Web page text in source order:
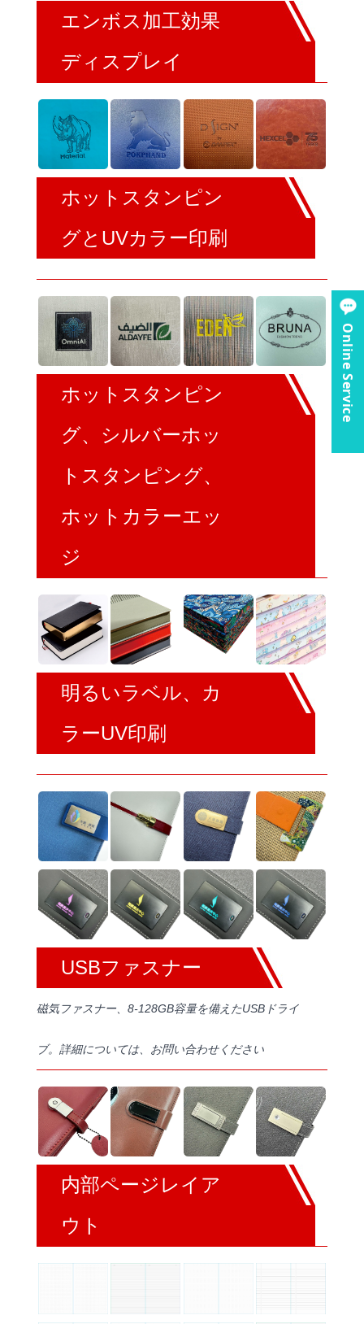
エンボス加工効果
ディスプレイ
ホットスタンピン
グとUVカラー印刷
ホットスタンピン
グ、シルバーホッ
トスタンピング、
ホットカラーエッ
ジ
明るいラベル、カ
ラーUV印刷
USBファスナー
磁気ファスナー、8-128GB容量を備えたUSBドライ
ブ。詳細については、お問い合わせください
内部ページレイア
ウト
Online Service